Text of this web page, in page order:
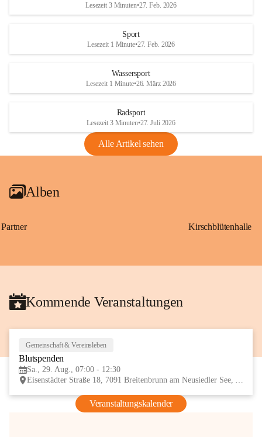
Maßnahmen zur Bekämpfung
Rebe und der Amerikanischen
Anhang VBl. EU Nr. 18
1 Seite•1,4 MB
VBl. EU Nr. 18_2026
Lesezeit 3 Minuten•27. Feb. 2026
Sport
Lesezeit 1 Minute•27. Feb. 2026
Wassersport
Lesezeit 1 Minute•26. März 2026
Radsport
Lesezeit 3 Minuten•27. Juli 2026
Alle Artikel sehen
Alben
Partner Kirschblütenhalle
Kommende Veranstaltungen
Gemeinschaft & Vereinsleben
Blutspenden
Sa., 29. Aug., 07:00 - 12:30
Eisenstädter Straße 18, 7091 Breitenbrunn am Neusiedler See, AUT
Veranstaltungskalender